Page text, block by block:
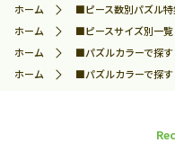
ホーム
■ピース数別パズル
ホーム
■ピースサイズ別一覧
ホーム
■パズルカラーで探す
ホーム
■パズルカラーで探す